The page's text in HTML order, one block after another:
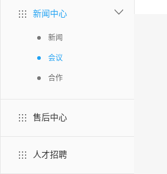
新闻中心
新闻
会议
合作
售后中心
人才招聘